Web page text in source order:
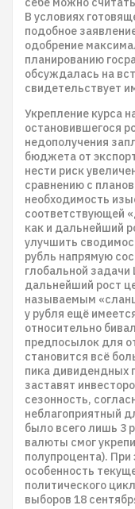
В условиях
подобное
одобрение
планированию
обсуждалась на
свидетельствует
Укрепление курса
остановившегося
недополучения
бюджета от
нести риск
сравнению с
необходимость
соответствующей
как и дальнейший
улучшить
рубль напрямую
глобальной
дальнейший рост
называемым
у рубля ещё
относительно
предпосылок для
становится всё
пика дивидендных
заставят
сезонность,
неблагоприятный
было всего лишь 3
валюты смог
полупроцента).
особенность
политического
выборов 18